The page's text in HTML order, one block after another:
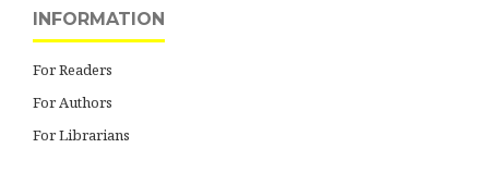
INFORMATION
For Readers
For Authors
For Librarians